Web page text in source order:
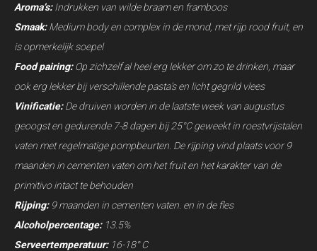
Aroma’s: Indrukken van wilde braam en framboos
Smaak:Medium body en complex in de mond, met rijp rood fruit, en
is opmerkelijk soepel
Food pairing:Op zichzelf al heel erg lekker om zo te drinken, maar
ook erg lekker bij verschillende pasta’s en licht gegrild vlees
Vinificatie:De druiven worden in de laatste week van augustus
geoogst en gedurende 7-8 dagen bij 25°C geweekt in roestvrijstalen
vaten met regelmatige pompbeurten. De rijping vind plaats voor 9
maanden in cementen vaten om het fruit en het karakter van de
primitivo intact te behouden
Rijping:9 maanden in cementen vaten. en in de fles
Alcoholpercentage:13.5%
Serveertemperatuur:16-18° C